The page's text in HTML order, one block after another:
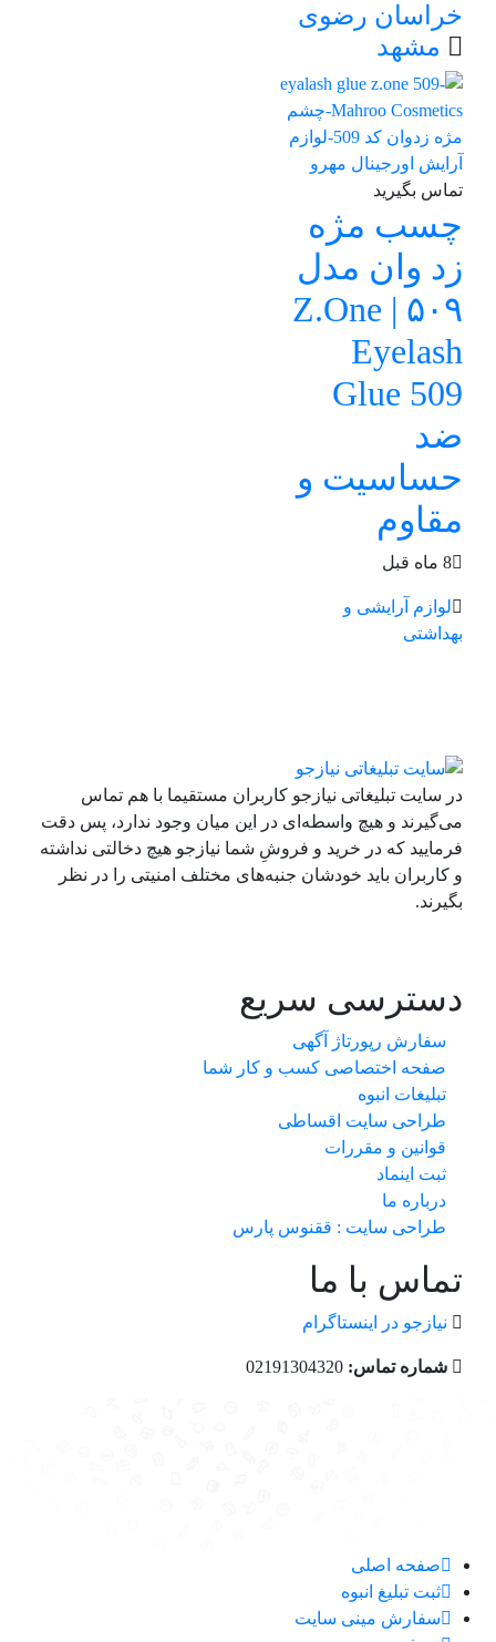
خراسان رضوی
مشهد
تماس بگیرید
چسب مژه
زد وان مدل
۵۰۹ | Z.One
Eyelash
Glue 509
ضد
حساسیت و
مقاوم
8 ماه قبل
لوازم آرایشی و
بهداشتی
در سایت تبلیغاتی نیازجو کاربران مستقیما با هم تماس
می‌گیرند و هیچ واسطه‌ای در این میان وجود ندارد، پس دقت
فرمایید که در خرید و فروشِ شما نیازجو هیچ دخالتی نداشته
و کاربران باید خودشان جنبه‌های مختلف امنیتی را در نظر
بگیرند.
دسترسی سریع
سفارش رپورتاژ آگهی
صفحه اختصاصی کسب و کار شما
تبلیغات انبوه
طراحی سایت اقساطی
قوانین و مقررات
ثبت اینماد
درباره ما
طراحی سایت : ققنوس پارس
تماس با ما
نیازجو در اینستاگرام
شماره تماس: 02191304320
صفحه اصلی
ثبت تبلیغ انبوه
سفارش مینی سایت